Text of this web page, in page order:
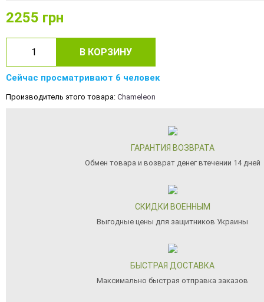
2255 грн
В КОРЗИНУ
Сейчас просматривают 6 человек
Производитель этого товара: Chameleon
ГАРАНТИЯ ВОЗВРАТА
Обмен товара и возврат денег втечении 14 дней
СКИДКИ ВОЕННЫМ
Выгодные цены для защитников Украины
БЫСТРАЯ ДОСТАВКА
Максимально быстрая отправка заказов